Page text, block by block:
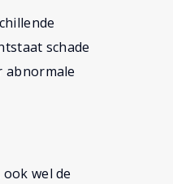
schade
abnormale
wel de